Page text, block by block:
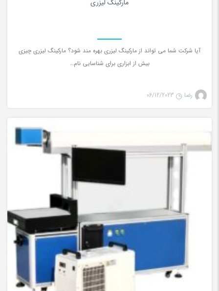
مارکینگ لیزری
آیا شرکت شما می تواند از مارکینگ لیزری بهره مند شود؟ مارکینگ لیزری چیزی
بیش از ابزاری برای شناسایی نام…
رضا 06/12/2023